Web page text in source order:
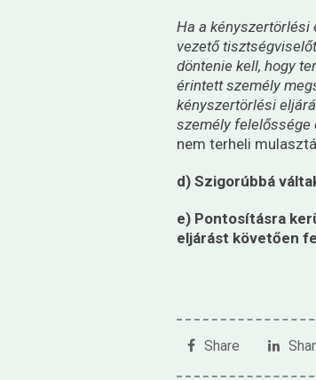
Ha a kényszertörlési
vezető
döntenie kell, hogy
érintett személy
kényszertörlési
személy felelőssége
nem terheli
d) Szigorúbbá
e) Pontosításra
eljárást követően
Share